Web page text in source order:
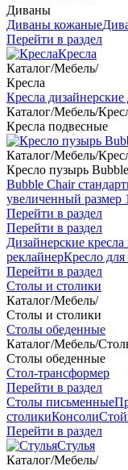
Диваны
Диваны кожаные
Перейти в раздел
Кресла
Каталог/Мебель/
Кресла
Кресла
Каталог/Мебель/
Кресла подвесные
Каталог/Мебель/
Кресло пузырь
Bubble Chair
увеличенный размер
Перейти в раздел
Перейти в раздел
Дизайнерские
реклайнерКресло для
Перейти в раздел
Столы и столики
Каталог/Мебель/
Столы и столики
Столы обеденные
Каталог/Мебель/
Столы обеденные
Стол-трансформер
Перейти в раздел
Столы письменные
столикиКонсоли
Перейти в раздел
Стулья
Каталог/Мебель/